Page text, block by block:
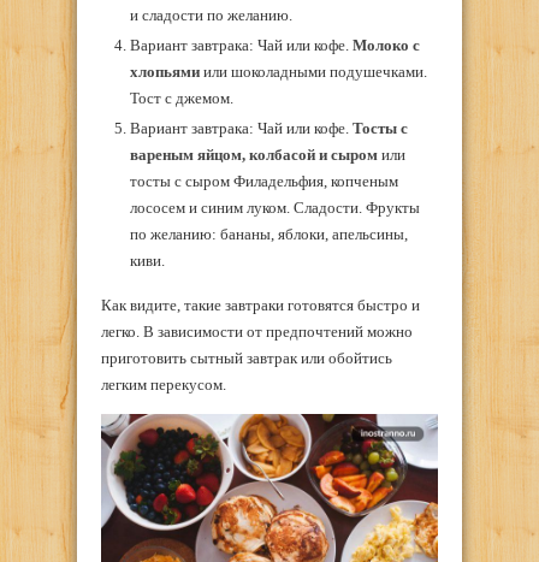
и сладости по желанию.
Вариант завтрака: Чай или кофе. Молоко с
хлопьямиили шоколадными подушечками.
Тост с джемом.
Вариант завтрака: Чай или кофе. Тосты с
вареным яйцом, колбасой и сыромили
тосты с сыром Филадельфия, копченым
лососем и синим луком. Сладости. Фрукты
по желанию: бананы, яблоки, апельсины,
киви.
Как видите, такие завтраки готовятся быстро и
легко. В зависимости от предпочтений можно
приготовить сытный завтрак или обойтись
легким перекусом.